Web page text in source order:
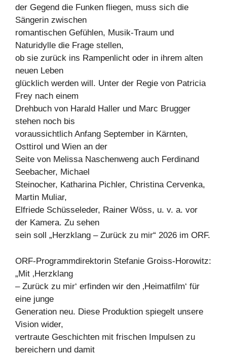
der Gegend die Funken fliegen, muss sich die
Sängerin zwischen
romantischen Gefühlen, Musik-Traum und
Naturidylle die Frage stellen,
ob sie zurück ins Rampenlicht oder in ihrem alten
neuen Leben
glücklich werden will. Unter der Regie von Patricia
Frey nach einem
Drehbuch von Harald Haller und Marc Brugger
stehen noch bis
voraussichtlich Anfang September in Kärnten,
Osttirol und Wien an der
Seite von Melissa Naschenweng auch Ferdinand
Seebacher, Michael
Steinocher, Katharina Pichler, Christina Cervenka,
Martin Muliar,
Elfriede Schüsseleder, Rainer Wöss, u. v. a. vor
der Kamera. Zu sehen
sein soll „Herzklang – Zurück zu mir“ 2026 im ORF.
ORF-Programmdirektorin Stefanie Groiss-Horowitz:
„Mit ‚Herzklang
– Zurück zu mir‘ erfinden wir den ‚Heimatfilm‘ für
eine junge
Generation neu. Diese Produktion spiegelt unsere
Vision wider,
vertraute Geschichten mit frischen Impulsen zu
bereichern und damit